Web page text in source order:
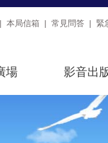
本局信箱 常見問答 緊
場 影音出